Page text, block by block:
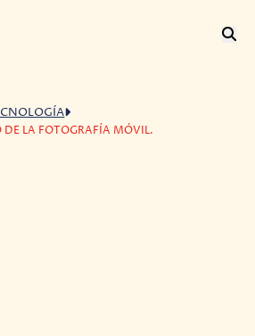
DE LA FOTOGRAFÍA MÓVIL.